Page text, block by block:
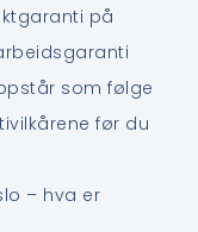
på
som følge
før du
– hva er